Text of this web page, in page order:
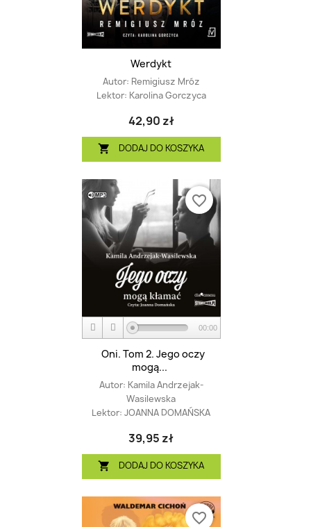
Werdykt
Autor: Remigiusz Mróz
Lektor: Karolina Gorczyca
42,90 zł
 DODAJ DO KOSZYKA
00:00
Oni. Tom 2. Jego oczy
mogą...
Autor: Kamila Andrzejak-
Wasilewska
Lektor: JOANNA DOMAŃSKA
39,95 zł
 DODAJ DO KOSZYKA
favorite_border
favorite_border